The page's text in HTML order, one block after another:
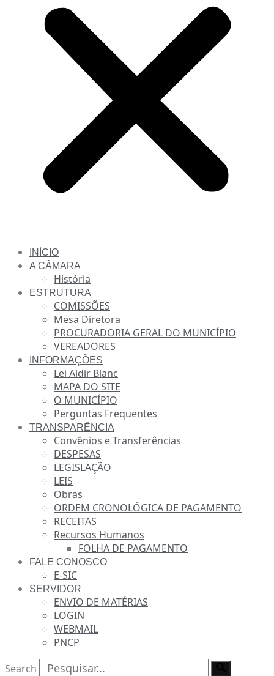
INÍCIO
A CÂMARA
História
ESTRUTURA
COMISSÕES
Mesa Diretora
PROCURADORIA GERAL DO MUNICÍPIO
VEREADORES
INFORMAÇÕES
Lei Aldir Blanc
MAPA DO SITE
O MUNICÍPIO
Perguntas Frequentes
TRANSPARÊNCIA
Convênios e Transferências
DESPESAS
LEGISLAÇÃO
LEIS
Obras
ORDEM CRONOLÓGICA DE PAGAMENTO
RECEITAS
Recursos Humanos
FOLHA DE PAGAMENTO
FALE CONOSCO
E-SIC
SERVIDOR
ENVIO DE MATÉRIAS
LOGIN
WEBMAIL
PNCP
Search